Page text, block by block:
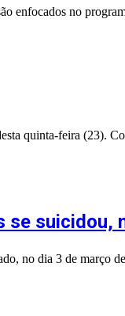
enfocados no
quinta-feira (23).
se suicidou,
no dia 3 de março